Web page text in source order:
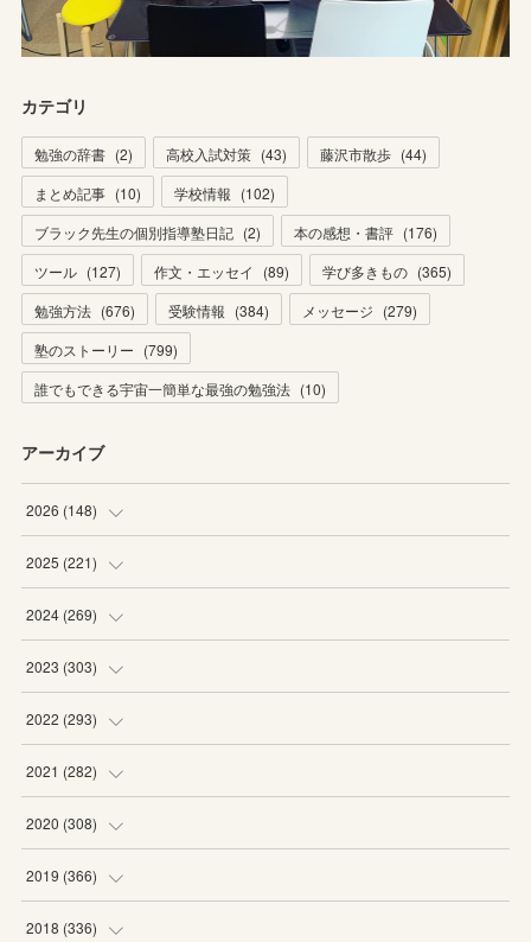
カテゴリ
勉強の辞書 (2) 高校入試対策 (43) 藤沢市散歩 (44)
まとめ記事 (10) 学校情報 (102)
ブラック先生の個別指導塾日記 (2) 本の感想・書評 (176)
ツール (127) 作文・エッセイ (89) 学び多きもの (365)
勉強方法 (676) 受験情報 (384) メッセージ (279)
塾のストーリー (799)
誰でもできる宇宙一簡単な最強の勉強法 (10)
アーカイブ
2026 (148)
(6)
(22
(20
(19
2025 (221)
(19
(20
(19
(20
2024 (269)
(16
(16
(21
(20
2023 (303)
(27
(25
(29
(25
2022 (293)
(18
(27
(26
(25
2021 (282)
(19
(23
(27
2020 (308)
(22
(25
2019 (366)
(28
2018 (336)